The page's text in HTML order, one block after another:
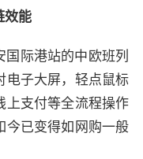
效能
际港站的中欧班列
电子大屏，轻点鼠标
上支付等全流程操作
已变得如网购一般